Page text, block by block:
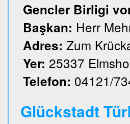
Gencler Birligi
Başkan: Herr
Adres: Zum
Yer: 25337
Telefon: 04121/
Glückstadt